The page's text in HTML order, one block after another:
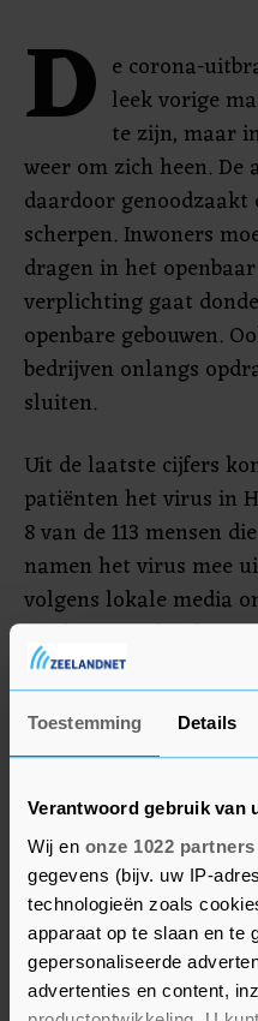
Toestemming Details
Verantwoord gebruik van
Wij en onze 1022 partners
gegevens (bijv. uw IP-
technologieën zoals
apparaat op te slaan en te
gepersonaliseerde
advertenties en content,
D e corona-
leek vorige
te zijn, maar
weer om zich heen.
daardoor genoodzaakt
scherpen. Inwoners
dragen in het
verplichting gaat
openbare gebouwen.
bedrijven onlangs
sluiten.
Uit de laatste cijfers
patiënten het virus in
8 van de 113 mensen
namen het virus mee
volgens lokale media
uit de VS en de
die in de metropool
meer worden
gebeurde.
In totaal zijn in
14 sterfgevallen gemeld.